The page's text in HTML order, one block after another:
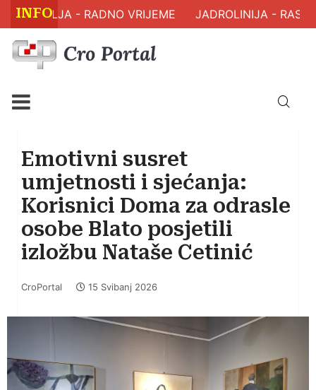
INFO
ZDRAVLJA - RADNO VRIJEME JADROLINIJA -
Emotivni susret
umjetnosti i sjećanja:
Korisnici Doma za odrasle
osobe Blato posjetili
izložbu Nataše Cetinić
CroPortal 15 Svibanj 2026